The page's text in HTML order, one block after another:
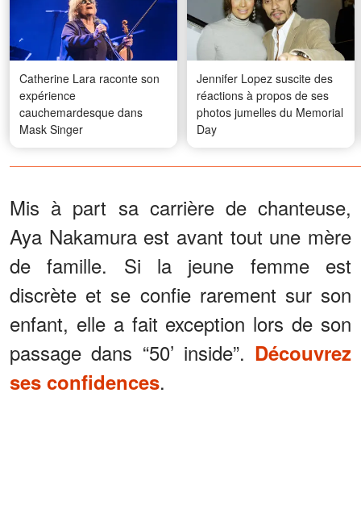
Catherine Lara raconte son
expérience
cauchemardesque dans
Mask Singer
Jennifer Lopez suscite des
réactions à propos de ses
photos jumelles du Memorial
Day
Mis à part sa carrière de chanteuse,
Aya Nakamura est avant tout une mère
de famille. Si la jeune femme est
discrète et se confie rarement sur son
enfant, elle a fait exception lors de son
passage dans “50’ inside”. Découvrez
ses confidences.